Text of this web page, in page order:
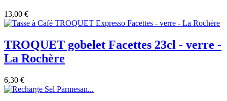
13,00 €
TROQUET gobelet Facettes 23cl - verre -
La Rochère
6,30 €